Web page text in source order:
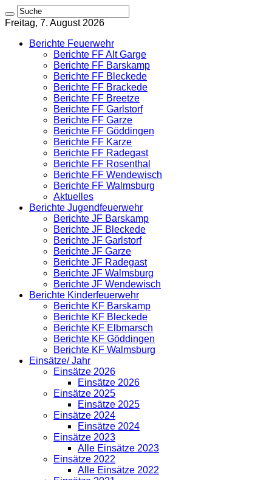
Freitag, 7. August 2026
Berichte Feuerwehr
Berichte FF Alt Garge
Berichte FF Barskamp
Berichte FF Bleckede
Berichte FF Brackede
Berichte FF Breetze
Berichte FF Garlstorf
Berichte FF Garze
Berichte FF Göddingen
Berichte FF Karze
Berichte FF Radegast
Berichte FF Rosenthal
Berichte FF Wendewisch
Berichte FF Walmsburg
Aktuelles
Berichte Jugendfeuerwehr
Berichte JF Barskamp
Berichte JF Bleckede
Berichte JF Garlstorf
Berichte JF Garze
Berichte JF Radegast
Berichte JF Walmsburg
Berichte JF Wendewisch
Berichte Kinderfeuerwehr
Berichte KF Barskamp
Berichte KF Bleckede
Berichte KF Elbmarsch
Berichte KF Göddingen
Berichte KF Walmsburg
Einsätze/ Jahr
Einsätze 2026
Einsätze 2026
Einsätze 2025
Einsätze 2025
Einsätze 2024
Einsätze 2024
Einsätze 2023
Alle Einsätze 2023
Einsätze 2022
Alle Einsätze 2022